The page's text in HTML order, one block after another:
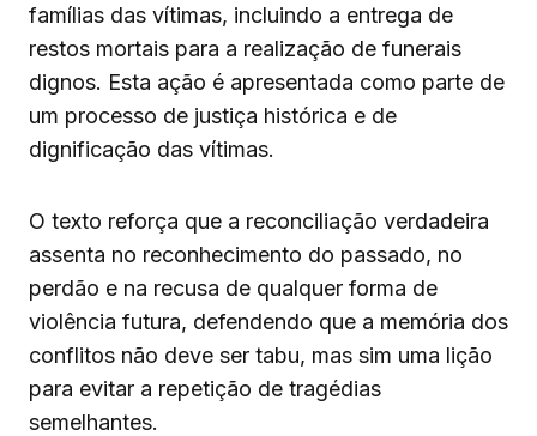
famílias das vítimas, incluindo a entrega de
restos mortais para a realização de funerais
dignos. Esta ação é apresentada como parte de
um processo de justiça histórica e de
dignificação das vítimas.
O texto reforça que a reconciliação verdadeira
assenta no reconhecimento do passado, no
perdão e na recusa de qualquer forma de
violência futura, defendendo que a memória dos
conflitos não deve ser tabu, mas sim uma lição
para evitar a repetição de tragédias
semelhantes.